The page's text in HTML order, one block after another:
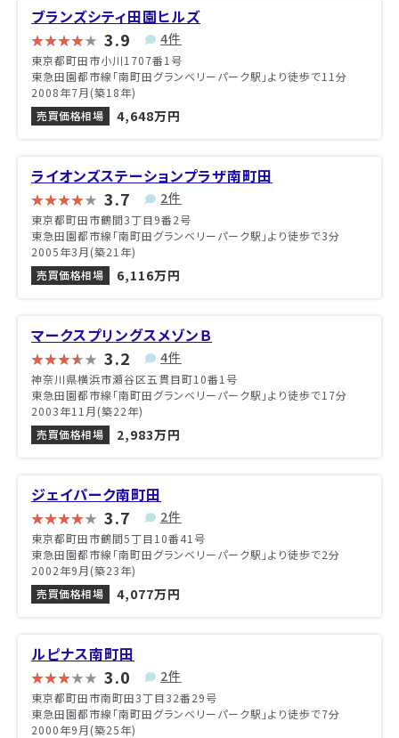
ブランズシティ田園ヒルズ
3.9 4件
東京都町田市小川1707番1号
東急田園都市線「南町田グランベリーパーク駅」より徒歩で11分
2008年7月(築18年)
売買価格相場
4,648万円
ライオンズステーションプラザ南町田
3.7 2件
東京都町田市鶴間3丁目9番2号
東急田園都市線「南町田グランベリーパーク駅」より徒歩で3分
2005年3月(築21年)
売買価格相場
6,116万円
マークスプリングスメゾンＢ
3.2 4件
神奈川県横浜市瀬谷区五貫目町10番1号
東急田園都市線「南町田グランベリーパーク駅」より徒歩で17分
2003年11月(築22年)
売買価格相場
2,983万円
ジェイパーク南町田
3.7 2件
東京都町田市鶴間5丁目10番41号
東急田園都市線「南町田グランベリーパーク駅」より徒歩で2分
2002年9月(築23年)
売買価格相場
4,077万円
ルピナス南町田
3.0 2件
東京都町田市南町田3丁目32番29号
東急田園都市線「南町田グランベリーパーク駅」より徒歩で7分
2000年9月(築25年)